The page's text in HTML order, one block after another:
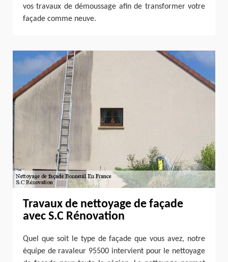
vos travaux de démoussage afin de transformer votre
façade comme neuve.
Travaux de nettoyage de façade
avec S.C Rénovation
Quel que soit le type de façade que vous avez, notre
équipe de ravaleur 95500 intervient pour le nettoyage